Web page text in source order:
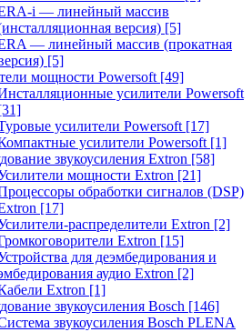
i — линейный массив
версия) [5]
— линейный массив (прокатная
[5]
мощности Powersoft [49]
усилители Powersoft
усилители Powersoft [17]
усилители Powersoft [1]
звукоусиления Extron [58]
мощности Extron [21]
обработки сигналов (DSP)
[17]
распределители Extron [2]
Extron [15]
для деэмбедирования и
аудио Extron [2]
Extron [1]
звукоусиления Bosch [146]
звукоусиления Bosch PLENA